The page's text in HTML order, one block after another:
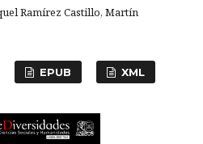
Ramírez Castillo, Martín
EPUB XML